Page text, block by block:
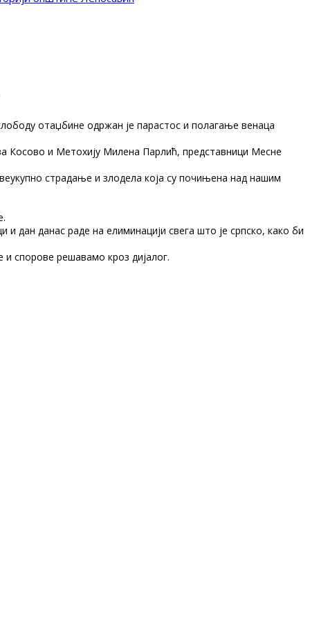
отаџбине одржан је парастос и полагање венаца
Косово и Метохију Милена Парлић, представници Месне
страдање и злодела која су почињена над нашим
и дан данас раде нa елиминацији свега што је српско, како би
спорове решавамо кроз дијалог.